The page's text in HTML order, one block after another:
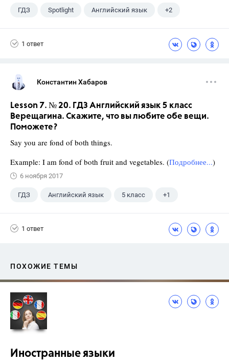
ГДЗ Spotlight Английский язык +2
1 ответ
Константин Хабаров
Lesson 7. № 20. ГДЗ Английский язык 5 класс
Верещагина. Скажите, что вы любите обе вещи.
Поможете?
Say you are fond of both things.
Example: I am fond of both fruit and vegetables. (Подробнее...)
6 ноября 2017
ГДЗ Английский язык 5 класс +1
1 ответ
ПОХОЖИЕ ТЕМЫ
Иностранные языки